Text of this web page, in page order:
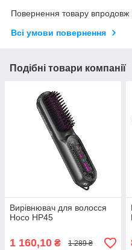
Повернення товару впродовж
Всі умови повернення
Подібні товари компанії
Вирівнювач для волосся
Hoco HP45
1 160,10 ₴ 1 289 ₴